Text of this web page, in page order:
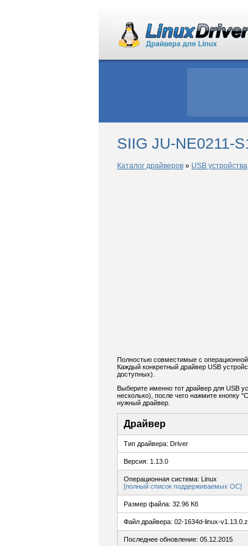
SIIG JU-NE0211-
Каталог драйверов » USB устройства
Полностью совместимые с
Каждый конкретный драйвер USB
доступных).
Выберите именно тот драйвер для USB
несколько), после чего нажмите кнопку
нужный драйвер.
Драйвер
Тип драйвера: Driver
Версия: 1.13.0
Операционная система: Linux
[полный список поддерживаемых ОС]
Размер файла: 32.96 Кб
Файл драйвера: 02-1634d-linux-
Последнее обновление: 05.12.2015